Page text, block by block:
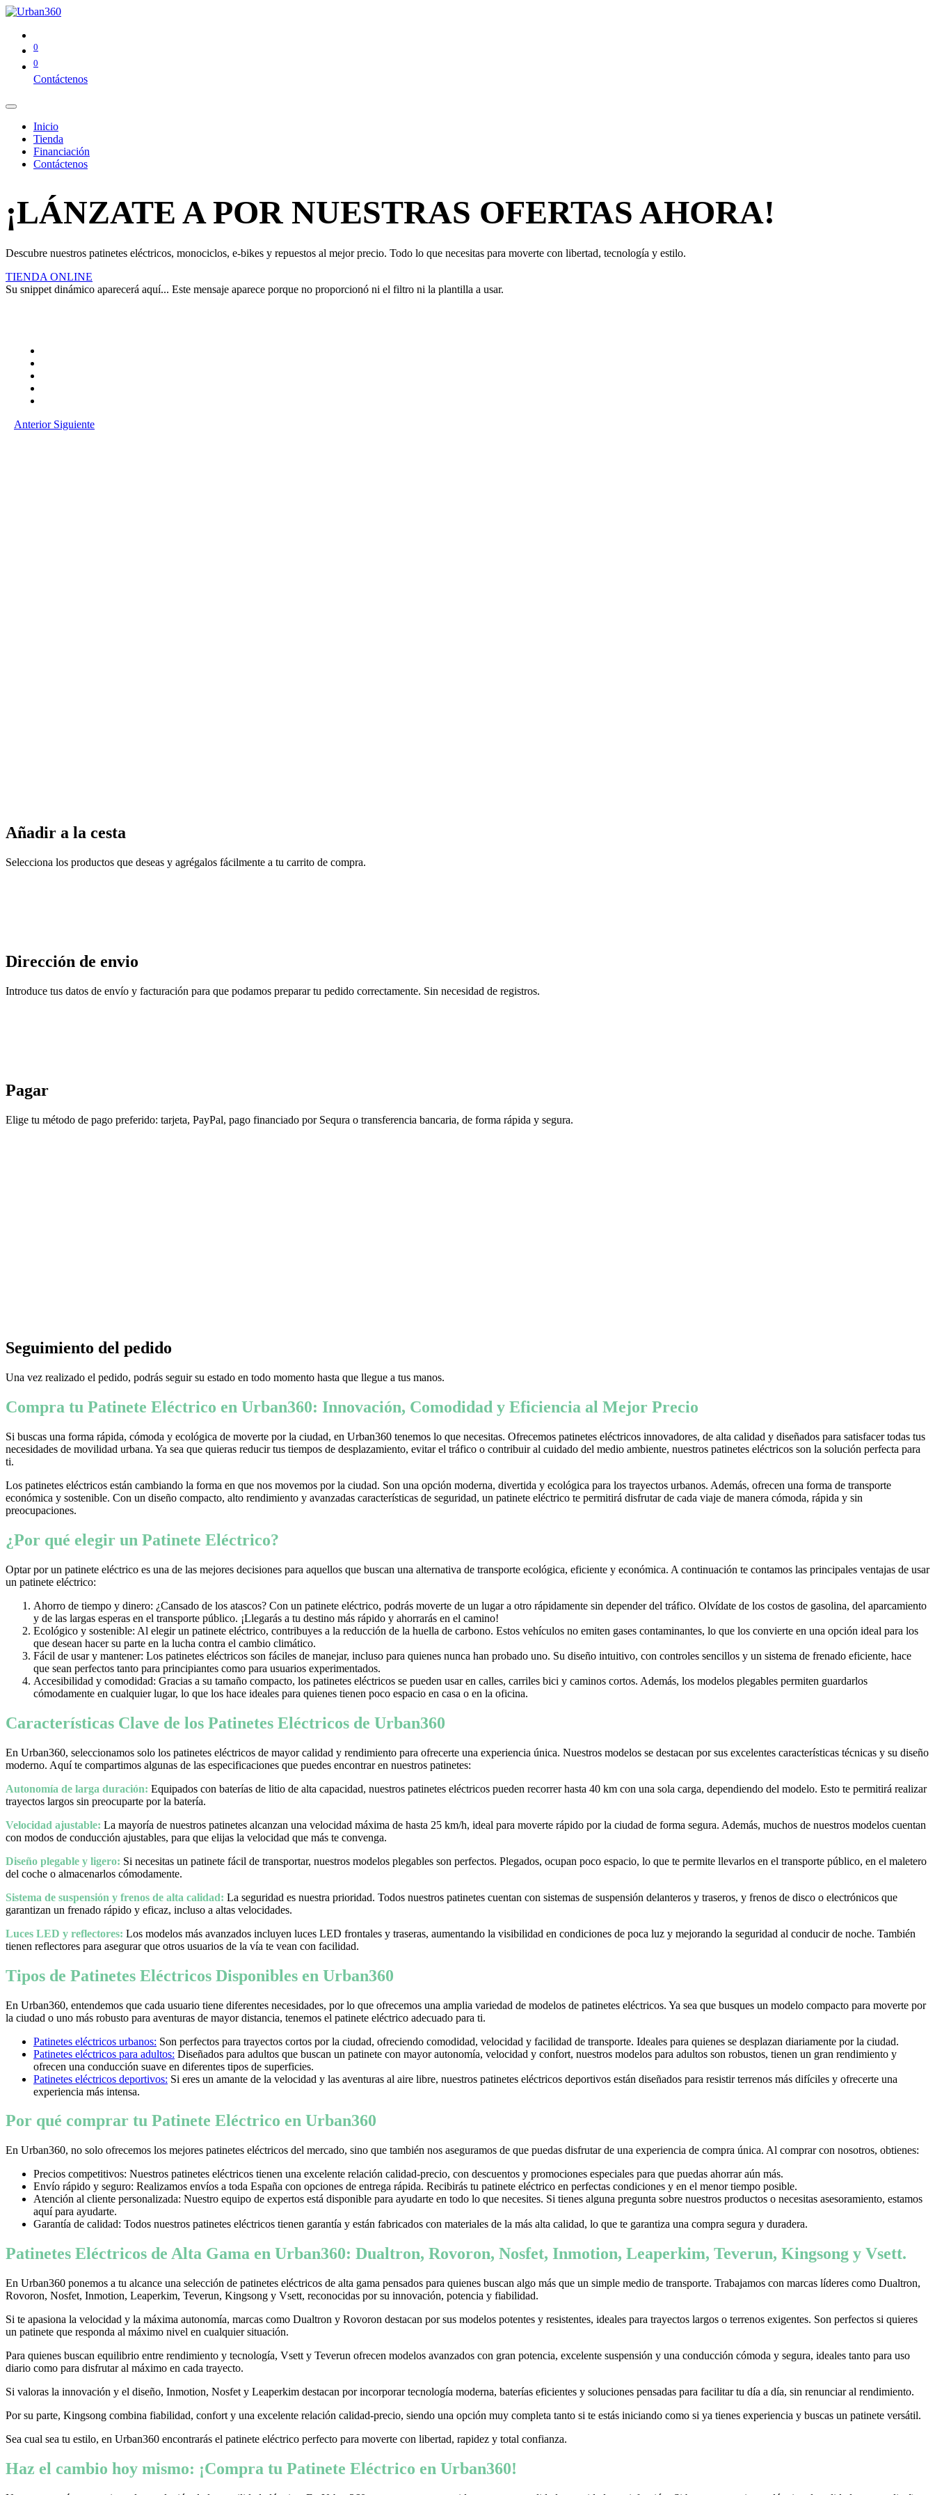
0
0
Contáctenos
Inicio
Tienda
Financiación
Contáctenos
¡LÁNZATE A POR NUESTRAS OFERTAS AHORA!
Descubre nuestros patinetes eléctricos, monociclos, e-bikes y repuestos al mejor precio. Todo lo que necesitas para moverte con libertad, tecnología y estilo.
TIENDA ONLINE
Su snippet dinámico aparecerá aquí... Este mensaje aparece porque no proporcionó ni el filtro ni la plantilla a usar.
Anterior Siguiente
Añadir a la cesta
Selecciona los productos que deseas y agrégalos fácilmente a tu carrito de compra.
Dirección de envio
Introduce tus datos de envío y facturación para que podamos preparar tu pedido correctamente. Sin necesidad de registros.
Pagar
Elige tu método de pago preferido: tarjeta, PayPal, pago financiado por Sequra o transferencia bancaria, de forma rápida y segura.
Seguimiento del pedido
Una vez realizado el pedido, podrás seguir su estado en todo momento hasta que llegue a tus manos.
Compra tu Patinete Eléctrico en Urban360: Innovación, Comodidad y Eficiencia al Mejor Precio
Si buscas una forma rápida, cómoda y ecológica de moverte por la ciudad, en Urban360 tenemos lo que necesitas. Ofrecemos patinetes eléctricos innovadores, de alta calidad y diseñados para satisfacer todas tus
necesidades de movilidad urbana. Ya sea que quieras reducir tus tiempos de desplazamiento, evitar el tráfico o contribuir al cuidado del medio ambiente, nuestros patinetes eléctricos son la solución perfecta para
ti.
Los patinetes eléctricos están cambiando la forma en que nos movemos por la ciudad. Son una opción moderna, divertida y ecológica para los trayectos urbanos. Además, ofrecen una forma de transporte
económica y sostenible. Con un diseño compacto, alto rendimiento y avanzadas características de seguridad, un patinete eléctrico te permitirá disfrutar de cada viaje de manera cómoda, rápida y sin
preocupaciones.
¿Por qué elegir un Patinete Eléctrico?
Optar por un patinete eléctrico es una de las mejores decisiones para aquellos que buscan una alternativa de transporte ecológica, eficiente y económica. A continuación te contamos las principales ventajas de usar
un patinete eléctrico:
Ahorro de tiempo y dinero: ¿Cansado de los atascos? Con un patinete eléctrico, podrás moverte de un lugar a otro rápidamente sin depender del tráfico. Olvídate de los costos de gasolina, del aparcamiento
y de las largas esperas en el transporte público. ¡Llegarás a tu destino más rápido y ahorrarás en el camino!
Ecológico y sostenible: Al elegir un patinete eléctrico, contribuyes a la reducción de la huella de carbono. Estos vehículos no emiten gases contaminantes, lo que los convierte en una opción ideal para los
que desean hacer su parte en la lucha contra el cambio climático.
Fácil de usar y mantener: Los patinetes eléctricos son fáciles de manejar, incluso para quienes nunca han probado uno. Su diseño intuitivo, con controles sencillos y un sistema de frenado eficiente, hace
que sean perfectos tanto para principiantes como para usuarios experimentados.
Accesibilidad y comodidad: Gracias a su tamaño compacto, los patinetes eléctricos se pueden usar en calles, carriles bici y caminos cortos. Además, los modelos plegables permiten guardarlos
cómodamente en cualquier lugar, lo que los hace ideales para quienes tienen poco espacio en casa o en la oficina.
Características Clave de los Patinetes Eléctricos de Urban360
En Urban360, seleccionamos solo los patinetes eléctricos de mayor calidad y rendimiento para ofrecerte una experiencia única. Nuestros modelos se destacan por sus excelentes características técnicas y su diseño
moderno. Aquí te compartimos algunas de las especificaciones que puedes encontrar en nuestros patinetes:
Autonomía de larga duración: Equipados con baterías de litio de alta capacidad, nuestros patinetes eléctricos pueden recorrer hasta 40 km con una sola carga, dependiendo del modelo. Esto te permitirá realizar
trayectos largos sin preocuparte por la batería.
Velocidad ajustable: La mayoría de nuestros patinetes alcanzan una velocidad máxima de hasta 25 km/h, ideal para moverte rápido por la ciudad de forma segura. Además, muchos de nuestros modelos cuentan
con modos de conducción ajustables, para que elijas la velocidad que más te convenga.
Diseño plegable y ligero: Si necesitas un patinete fácil de transportar, nuestros modelos plegables son perfectos. Plegados, ocupan poco espacio, lo que te permite llevarlos en el transporte público, en el maletero
del coche o almacenarlos cómodamente.
Sistema de suspensión y frenos de alta calidad: La seguridad es nuestra prioridad. Todos nuestros patinetes cuentan con sistemas de suspensión delanteros y traseros, y frenos de disco o electrónicos que
garantizan un frenado rápido y eficaz, incluso a altas velocidades.
Luces LED y reflectores: Los modelos más avanzados incluyen luces LED frontales y traseras, aumentando la visibilidad en condiciones de poca luz y mejorando la seguridad al conducir de noche. También
tienen reflectores para asegurar que otros usuarios de la vía te vean con facilidad.
Tipos de Patinetes Eléctricos Disponibles en Urban360
En Urban360, entendemos que cada usuario tiene diferentes necesidades, por lo que ofrecemos una amplia variedad de modelos de patinetes eléctricos. Ya sea que busques un modelo compacto para moverte por
la ciudad o uno más robusto para aventuras de mayor distancia, tenemos el patinete eléctrico adecuado para ti.
Patinetes eléctricos urbanos: Son perfectos para trayectos cortos por la ciudad, ofreciendo comodidad, velocidad y facilidad de transporte. Ideales para quienes se desplazan diariamente por la ciudad.
Patinetes eléctricos para adultos: Diseñados para adultos que buscan un patinete con mayor autonomía, velocidad y confort, nuestros modelos para adultos son robustos, tienen un gran rendimiento y
ofrecen una conducción suave en diferentes tipos de superficies.
Patinetes eléctricos deportivos: Si eres un amante de la velocidad y las aventuras al aire libre, nuestros patinetes eléctricos deportivos están diseñados para resistir terrenos más difíciles y ofrecerte una
experiencia más intensa.
Por qué comprar tu Patinete Eléctrico en Urban360
En Urban360, no solo ofrecemos los mejores patinetes eléctricos del mercado, sino que también nos aseguramos de que puedas disfrutar de una experiencia de compra única. Al comprar con nosotros, obtienes:
Precios competitivos: Nuestros patinetes eléctricos tienen una excelente relación calidad-precio, con descuentos y promociones especiales para que puedas ahorrar aún más.
Envío rápido y seguro: Realizamos envíos a toda España con opciones de entrega rápida. Recibirás tu patinete eléctrico en perfectas condiciones y en el menor tiempo posible.
Atención al cliente personalizada: Nuestro equipo de expertos está disponible para ayudarte en todo lo que necesites. Si tienes alguna pregunta sobre nuestros productos o necesitas asesoramiento, estamos
aquí para ayudarte.
Garantía de calidad: Todos nuestros patinetes eléctricos tienen garantía y están fabricados con materiales de la más alta calidad, lo que te garantiza una compra segura y duradera.
Patinetes Eléctricos de Alta Gama en Urban360: Dualtron, Rovoron, Nosfet, Inmotion, Leaperkim, Teverun, Kingsong y Vsett.
En Urban360 ponemos a tu alcance una selección de patinetes eléctricos de alta gama pensados para quienes buscan algo más que un simple medio de transporte. Trabajamos con marcas líderes como Dualtron,
Rovoron, Nosfet, Inmotion, Leaperkim, Teverun, Kingsong y Vsett, reconocidas por su innovación, potencia y fiabilidad.
Si te apasiona la velocidad y la máxima autonomía, marcas como Dualtron y Rovoron destacan por sus modelos potentes y resistentes, ideales para trayectos largos o terrenos exigentes. Son perfectos si quieres
un patinete que responda al máximo nivel en cualquier situación.
Para quienes buscan equilibrio entre rendimiento y tecnología, Vsett y Teverun ofrecen modelos avanzados con gran potencia, excelente suspensión y una conducción cómoda y segura, ideales tanto para uso
diario como para disfrutar al máximo en cada trayecto.
Si valoras la innovación y el diseño, Inmotion, Nosfet y Leaperkim destacan por incorporar tecnología moderna, baterías eficientes y soluciones pensadas para facilitar tu día a día, sin renunciar al rendimiento.
Por su parte, Kingsong combina fiabilidad, confort y una excelente relación calidad-precio, siendo una opción muy completa tanto si te estás iniciando como si ya tienes experiencia y buscas un patinete versátil.
Sea cual sea tu estilo, en Urban360 encontrarás el patinete eléctrico perfecto para moverte con libertad, rapidez y total confianza.
Haz el cambio hoy mismo: ¡Compra tu Patinete Eléctrico en Urban360!